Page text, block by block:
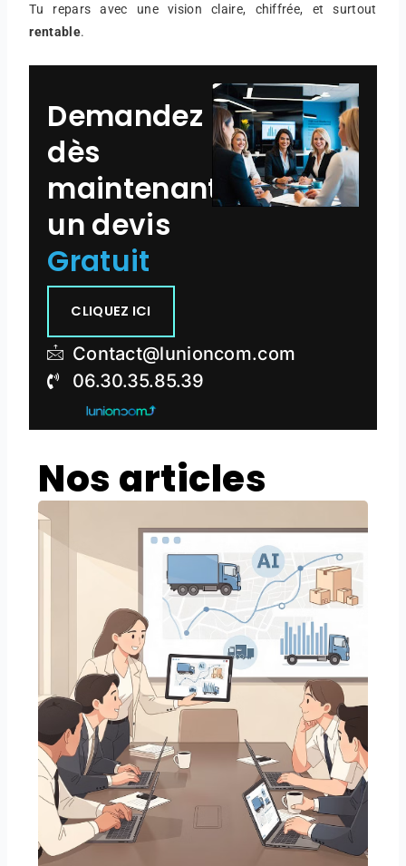
Tu repars avec une vision claire, chiffrée, et surtout
rentable.
Demandez
dès
maintenant
un devis
Gratuit
CLIQUEZ ICI
Contact@lunioncom.com
06.30.35.85.39
Nos articles